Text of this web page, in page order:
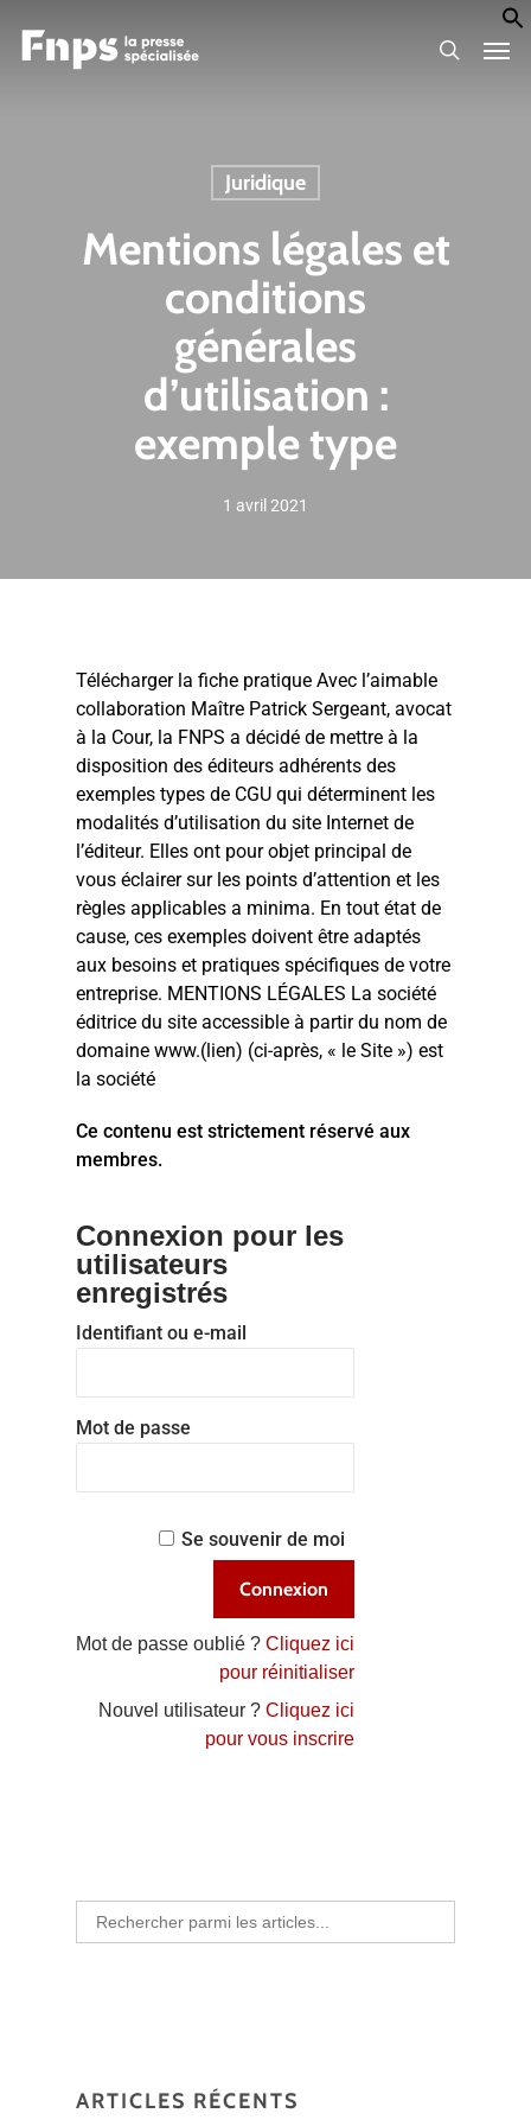
search
Juridique
Mentions légales et
conditions
générales
d’utilisation :
exemple type
1 avril 2021
Télécharger la fiche pratique Avec l’aimable
collaboration Maître Patrick Sergeant, avocat
à la Cour, la FNPS a décidé de mettre à la
disposition des éditeurs adhérents des
exemples types de CGU qui déterminent les
modalités d’utilisation du site Internet de
l’éditeur. Elles ont pour objet principal de
vous éclairer sur les points d’attention et les
règles applicables a minima. En tout état de
cause, ces exemples doivent être adaptés
aux besoins et pratiques spécifiques de votre
entreprise. MENTIONS LÉGALES La société
éditrice du site accessible à partir du nom de
domaine www.(lien) (ci-après, « le Site ») est
la société
Ce contenu est strictement réservé aux
membres.
Connexion pour les
utilisateurs
enregistrés
Identifiant ou e-mail
Mot de passe
Se souvenir de moi
Mot de passe oublié ?Cliquez ici
pour réinitialiser
Nouvel utilisateur ?Cliquez ici
pour vous inscrire
Search
for:
ARTICLES RÉCENTS